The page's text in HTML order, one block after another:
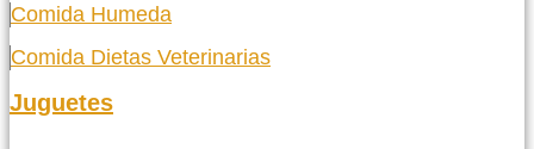
Comida Humeda
Comida Dietas Veterinarias
Juguetes